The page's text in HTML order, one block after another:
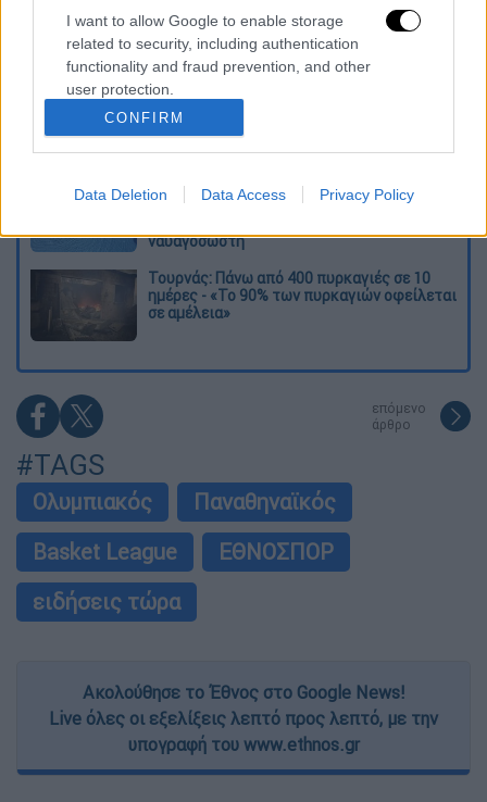
I want to allow Google to enable storage
related to security, including authentication
functionality and fraud prevention, and other
user protection.
CONFIRM
Data Deletion Data Access Privacy Policy
O στρατηγός ήταν σχιζοφρενής, εμμονικός,
πλησίαζε τα 75 όταν τον αντάμωσε η δόξα –
Εκείνος που άλλαξε την πορεία της
Ιστορίας!
Ελισάβετ Κωνσταντινίδου στο ethnos.gr:
«Κάθε πόλεμος είναι ένας εμφύλιος, όλοι
είμαστε αδέλφια»
Στον εισαγγελέα ο ιδιοκτήτης του beach
bar για τον θάνατο του 4χρονου στην Πάρο -
ναυαγοσώστη
Τουρνάς: Πάνω από 400 πυρκαγιές σε 10
ημέρες - «Το 90% των πυρκαγιών οφείλεται
σε αμέλεια»
επόμενο
άρθρο
#TAGS
Ολυμπιακός
Παναθηναϊκός
Basket League
ΕΘΝΟΣΠΟΡ
ειδήσεις τώρα
Ακολούθησε το Έθνος στο Google News!
Live όλες οι εξελίξεις λεπτό προς λεπτό, με την
υπογραφή του www.ethnos.gr